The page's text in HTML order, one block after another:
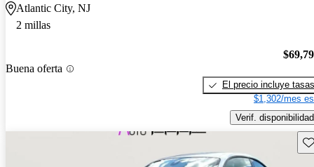
Atlantic City, NJ
2 millas
Buena oferta
El precio incluye tasas
$1,302/mes
Verif. disponibilidad